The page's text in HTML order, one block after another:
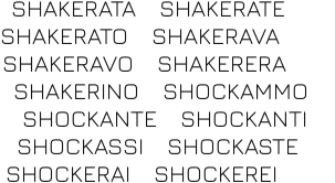
SHAKERATA
SHAKERATE
SHAKERATO
SHAKERAVA
SHAKERAVO
SHAKERERA
SHAKERINO
SHOCKAMMO
SHOCKANTE
SHOCKANTI
SHOCKASSI
SHOCKASTE
SHOCKERAI
SHOCKEREI